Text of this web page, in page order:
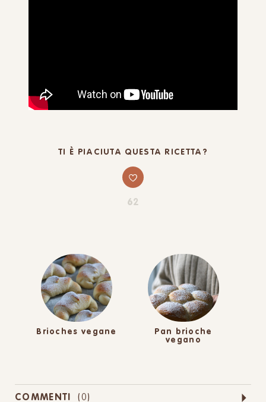
TI È PIACIUTA QUESTA RICETTA?
62
Brioches vegane
Pan brioche
vegano
COMMENTI (0)